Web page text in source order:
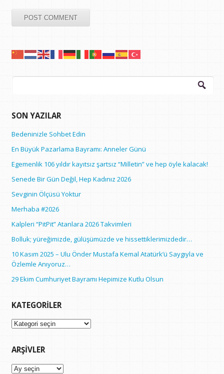
Arama:
SON YAZILAR
Bedeninizle Sohbet Edin
En Büyük Pazarlama Bayramı: Anneler Günü
Egemenlik 106 yıldır kayıtsız şartsız “Milletin” ve hep öyle kalacak!
Senede Bir Gün Değil, Hep Kadınız 2026
Sevginin Ölçüsü Yoktur
Merhaba #2026
Kalpleri “PitPit” Atanlara 2026 Takvimleri
Bolluk; yüreğimizde, gülüşümüzde ve hissettiklerimizdedir…
10 Kasım 2025 – Ulu Önder Mustafa Kemal Atatürk’ü Saygıyla ve
Özlemle Anıyoruz…
29 Ekim Cumhuriyet Bayramı Hepimize Kutlu Olsun
KATEGORILER
Kategoriler
ARŞIVLER
Arşivler